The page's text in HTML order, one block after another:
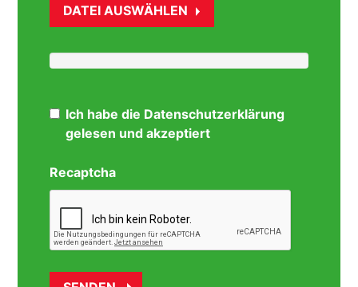
DATEI AUSWÄHLEN
Ich habe die Datenschutzerklärung
gelesen und akzeptiert
Recaptcha